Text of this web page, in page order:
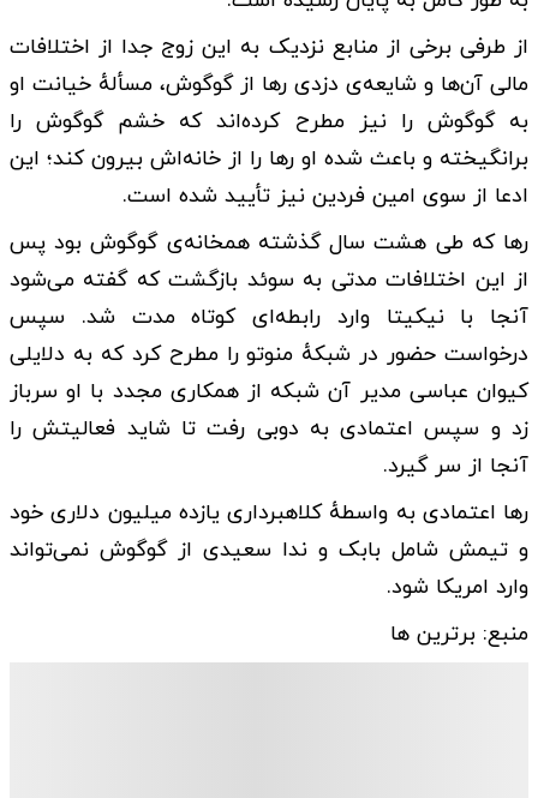
از طرفی برخی از منابع نزدیک به این زوج جدا از اختلافات
مالی آن‌ها و شایعه‌ی دزدی رها از گوگوش، مسألهٔ خیانت او
به گوگوش را نیز مطرح کرده‌اند که خشم گوگوش را
برانگیخته و باعث شده او رها را از خانه‌اش بیرون کند؛ این
ادعا از سوی امین فردین نیز تأیید شده است.
رها که طی هشت سال گذشته همخانه‌ی گوگوش بود پس
از این اختلافات مدتی به سوئد بازگشت که گفته می‌شود
آنجا با نیکیتا وارد رابطه‌ای کوتاه مدت شد. سپس
درخواست حضور در شبکهٔ منوتو را مطرح کرد که به دلایلی
کیوان عباسی مدیر آن شبکه از همکاری مجدد با او سرباز
زد و سپس اعتمادی به دوبی رفت تا شاید فعالیتش را
آنجا از سر گیرد.
رها اعتمادی به واسطهٔ کلاهبرداری یازده میلیون دلاری خود
و تیمش شامل بابک و ندا سعیدی از گوگوش نمی‌تواند
وارد امریکا شود.
منبع: برترین ها